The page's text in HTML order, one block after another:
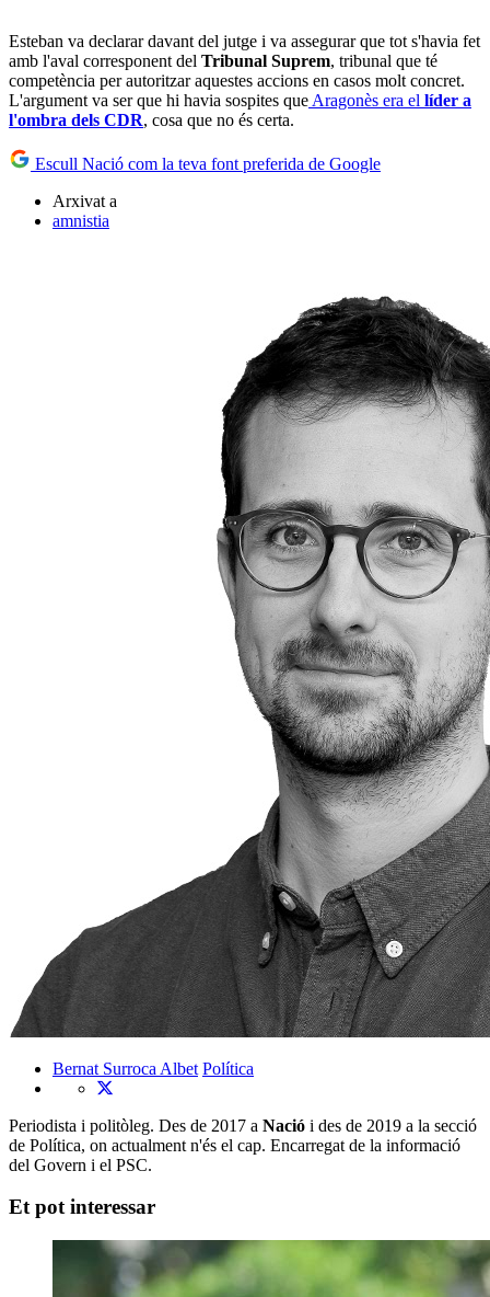
Esteban va declarar davant del jutge i va assegurar que tot s'havia fet
amb l'aval corresponent del Tribunal Suprem, tribunal que té
competència per autoritzar aquestes accions en casos molt concret.
L'argument va ser que hi havia sospites que Aragonès era el líder a
l'ombra dels CDR, cosa que no és certa.
Escull Nació com la teva font preferida de Google
Arxivat a
amnistia
Bernat Surroca Albet Política
Periodista i politòleg. Des de 2017 a Nació i des de 2019 a la secció
de Política, on actualment n'és el cap. Encarregat de la informació
del Govern i el PSC.
Et pot interessar